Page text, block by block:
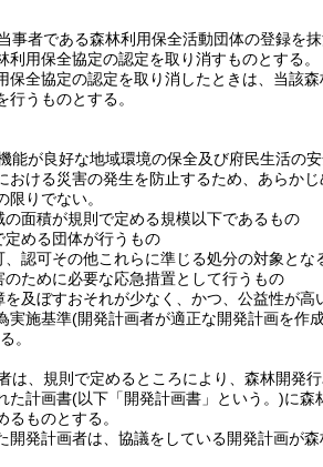
事者である森林利用保全活動団体の登録を
用保全協定の認定を取り消すものとする。
保全協定の認定を取り消したときは、当該
うものとする。
能が良好な地域環境の保全及び府民生活の
ける災害の発生を防止するため、あらか
りでない。
面積が規則で定める規模以下であるもの
める団体が行うもの
認可その他これらに準じる処分の対象と
ために必要な応急措置として行うもの
及ぼすおそれが少なく、かつ、公益性が
実施基準(開発計画者が適正な開発計画を作
。
は、規則で定めるところにより、森林開発
た計画書(以下「開発計画書」という。)に森
ものとする。
開発計画者は、協議をしている開発計画が